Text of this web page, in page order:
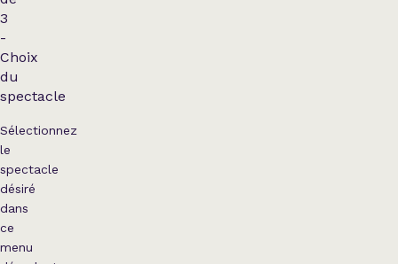
3
-
Choix
du
spectacle
Sélectionnez
le
spectacle
désiré
dans
ce
menu